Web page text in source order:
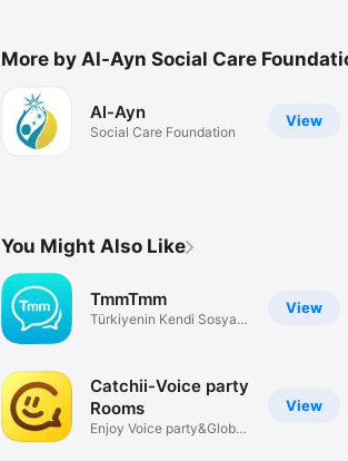
More by Al-Ayn Social Care
View
Al-Ayn
Social Care Foundation
You Might Also Like
View
TmmTmm
Türkiyenin Kendi Sosyal
View
Catchii-Voice party
Rooms
Enjoy Voice party&Global